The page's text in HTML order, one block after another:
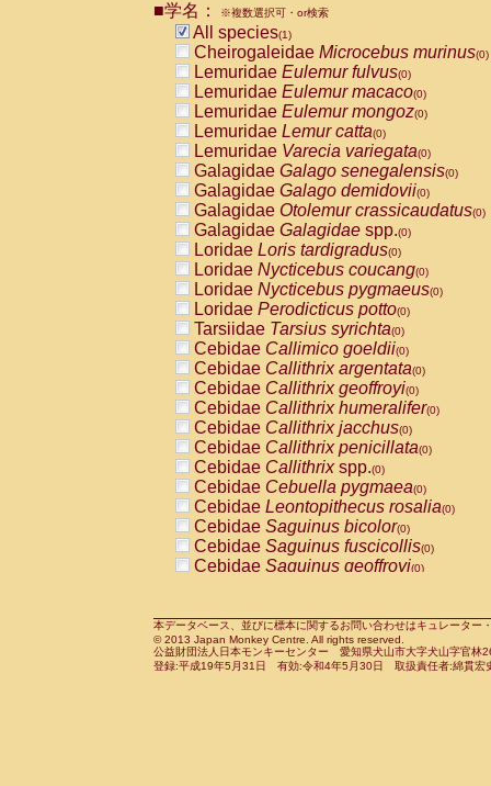
CebidaeCebus nigrivittatus
CebidaeCebus
CebidaeSaimiri boliviensis(0)
CebidaeSaimiri sciureus(0)
AtelidaeAlouatta caraya(0)
AtelidaeAlouatta fusca(0)
AtelidaeAlouatta seniculus
AtelidaeAlouattaspp.(0)
AtelidaeAteles belzebuth(0)
AtelidaeAteles geoffroyi(0)
AtelidaeAteles paniscus(0)
AtelidaeAtelesspp.(0)
Atelidae Lagothrix lagothricha
AtelidaeLagothrix lagothricha cana
PitheciidaeCacajao calvus
PitheciidaeCallicebus cupreus
PitheciidaeCallicebus donacophilus
PitheciidaeCallicebus moloch
PitheciidaeCallicebus torquatus
PitheciidaeCallicebusspp.(0)
PitheciidaeChiropotes satanas(0)
PitheciidaePithecia monachus
PitheciidaePithecia pithecia(0)
CercopithecidaeCercocebus agilis
CercopithecidaeCercocebus
CercopithecidaeCercocebus
CercopithecidaeCercocebus
CercopithecidaeCercocebus
CercopithecidaeCercocebushybrid
CercopithecidaePapio anubis(0)
CercopithecidaePapio cynocephalus
CercopithecidaePapio hamadryas(0)
■学名： ※複数選択可・or検索
All species(1)
Cheirogaleidae Microcebus murinus(0)
Lemuridae Eulemur fulvus(0)
Lemuridae Eulemur macaco(0)
Lemuridae Eulemur mongoz(0)
Lemuridae Lemur catta(0)
Lemuridae Varecia variegata(0)
Galagidae Galago senegalensis(0)
Galagidae Galago demidovii(0)
Galagidae Otolemur crassicaudatus(0)
Galagidae Galagidae spp.(0)
Loridae Loris tardigradus(0)
Loridae Nycticebus coucang(0)
Loridae Nycticebus pygmaeus(0)
Loridae Perodicticus potto(0)
Tarsiidae Tarsius syrichta(0)
Cebidae Callimico goeldii(0)
Cebidae Callithrix argentata(0)
Cebidae Callithrix geoffroyi(0)
Cebidae Callithrix humeralifer(0)
Cebidae Callithrix jacchus(0)
Cebidae Callithrix penicillata(0)
Cebidae Callithrixspp.(0)
Cebidae Cebuella pygmaea(0)
Cebidae Leontopithecus rosalia(0)
Cebidae Saguinus bicolor(0)
Cebidae Saguinus fuscicollis(0)
Cebidae Saguinus geoffroyi(0)
CebidaeSaguinus leucopus(0)
CebidaeSaguinus midas(0)
Cebidae Saguinus mystax(0)
本データベース、並びに標本に関するお問い合わせはキュレータ
© 2013 Japan Monkey Centre. All rights reserved.
公益財団法人日本モンキーセンター 愛知県犬山市大字犬山字官
登録:平成19年5月31日 有効:令和4年5月30日 取扱責任者:綿貫宏